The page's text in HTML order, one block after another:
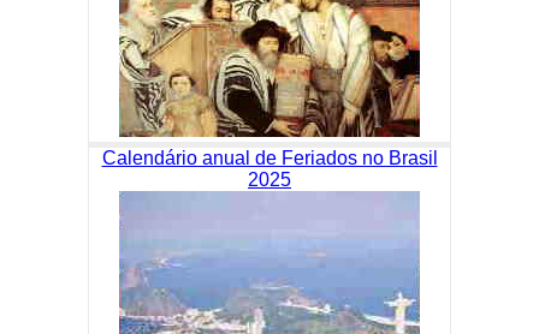
Calendário anual de Feriados no Brasil
2025